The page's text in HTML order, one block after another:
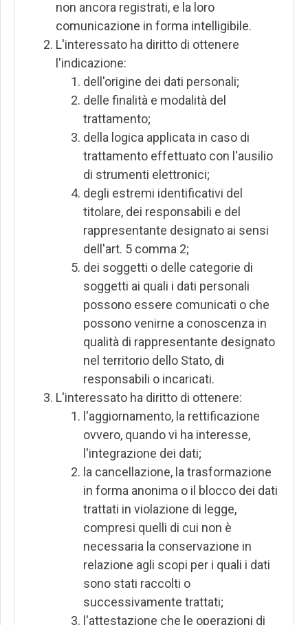
non ancora registrati, e la loro
comunicazione in forma intelligibile.
L'interessato ha diritto di ottenere
l'indicazione:
dell'origine dei dati personali;
delle finalità e modalità del
trattamento;
della logica applicata in caso di
trattamento effettuato con l'ausilio
di strumenti elettronici;
degli estremi identificativi del
titolare, dei responsabili e del
rappresentante designato ai sensi
dell'art. 5 comma 2;
dei soggetti o delle categorie di
soggetti ai quali i dati personali
possono essere comunicati o che
possono venirne a conoscenza in
qualità di rappresentante designato
nel territorio dello Stato, di
responsabili o incaricati.
L'interessato ha diritto di ottenere:
l'aggiornamento, la rettificazione
ovvero, quando vi ha interesse,
l'integrazione dei dati;
la cancellazione, la trasformazione
in forma anonima o il blocco dei dati
trattati in violazione di legge,
compresi quelli di cui non è
necessaria la conservazione in
relazione agli scopi per i quali i dati
sono stati raccolti o
successivamente trattati;
l'attestazione che le operazioni di